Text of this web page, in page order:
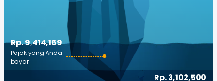
Rp. 3,102,500
Rp. 9,414,169
Pajak yang Anda
bayar